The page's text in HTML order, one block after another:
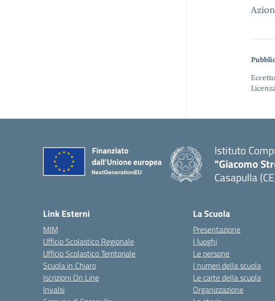
Istituto
"Giacomo
Casapulla
Link Esterni
MIM
Ufficio Scolastico Regionale
Ufficio Scolastico Territoriale
Scuola in Chiaro
Iscrizioni On Line
Invalsi
La Scuola
Presentazione
I luoghi
Le persone
I numeri della scuola
Le carte della scuola
Organizzazione